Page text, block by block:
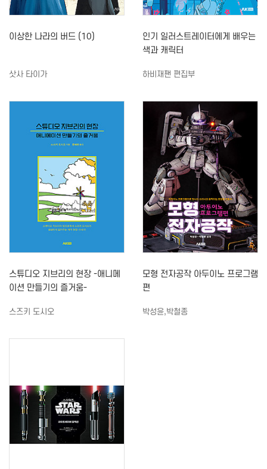
이상한 나라의 버드 (10)
삿사 타이가
인기 일러스트레이터에게 배우는
색과 캐릭터
하비재팬 편집부
스튜디오 지브리의 현장 -애니메
이션 만들기의 즐거움-
스즈키 도시오
모형 전자공작 아두이노 프로그램
편
박성윤,박철종